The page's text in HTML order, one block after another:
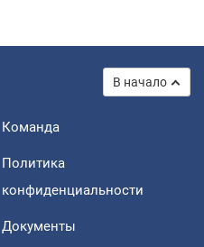
В начало
Команда
Политика
конфиденциальности
Документы